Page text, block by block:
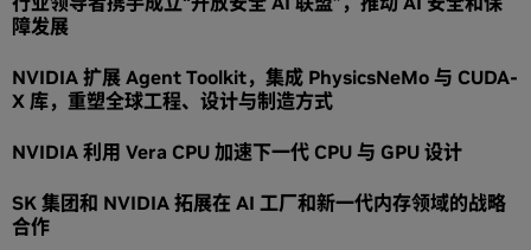
障发展
NVIDIA 扩展 Agent Toolkit，集成 PhysicsNeMo 与 CUDA-
X 库，重塑全球工程、设计与制造方式
NVIDIA 利用 Vera CPU 加速下一代 CPU 与 GPU 设计
SK 集团和 NVIDIA 拓展在 AI 工厂和新一代内存领域的战略
合作